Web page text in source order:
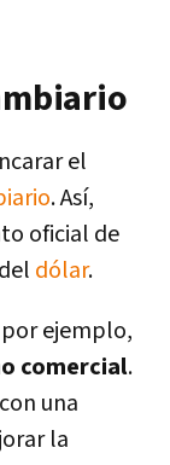
el
. Así,
oficial de
dólar.
ejemplo,
comercial.
una
la